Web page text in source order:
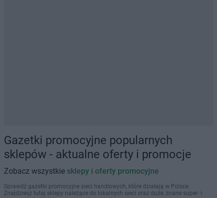
Gazetki promocyjne popularnych
sklepów - aktualne oferty i promocje
Zobacz wszystkie sklepy i oferty promocyjne
Sprawdź gazetki promocyjne sieci handlowych, które działają w Polsce.
Znajdziesz tutaj sklepy należące do lokalnych sieci oraz duże, znane super- i